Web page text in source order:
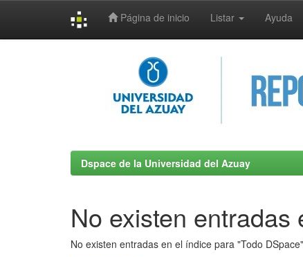
Página de inicio Listar Ayuda
Dspace de la Universidad del Azuay
No existen entradas
No existen entradas en el índice para "Todo